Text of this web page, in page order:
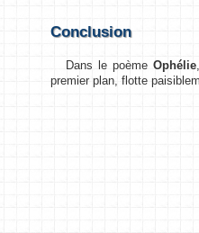
Conclusion
Dans le poème Ophélie
premier plan, flotte